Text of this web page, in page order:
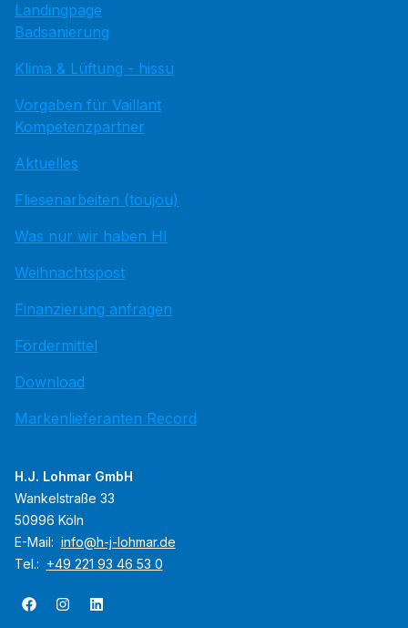
Landingpage
Badsanierung
Klima & Lüftung - hissu
Vorgaben für Vaillant
Kompetenzpartner
Aktuelles
Fliesenarbeiten (toujou)
Was nur wir haben HI
Weihnachtspost
Finanzierung anfragen
Fördermittel
Download
Markenlieferanten Record
H.J. Lohmar GmbH
Wankelstraße 33
50996 Köln
E-Mail: info@h-j-lohmar.de
Tel.: +49 221 93 46 53 0